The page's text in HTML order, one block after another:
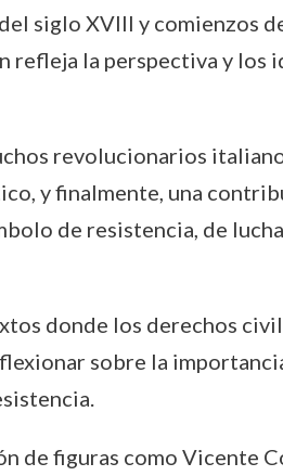
siglo XVIII y comienzos
refleja la perspectiva y
revolucionarios
y finalmente, una
de resistencia, de
donde los derechos
sobre la
de figuras como Vicente